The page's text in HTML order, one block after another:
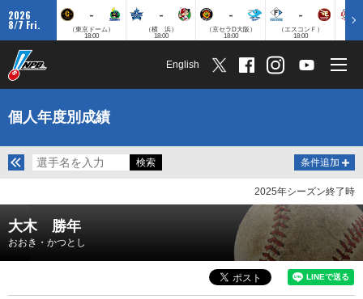
2026
8/7 Fri.
-
（東京ドーム）
18:00
-
（横 浜）
18:00
-
（京セラD大阪）
18:00
-
（エスコンＦ）
18:00
English
個人年度別成績
条件追加
2025年シーズン終了時
大木 勝年
おおき・かつとし